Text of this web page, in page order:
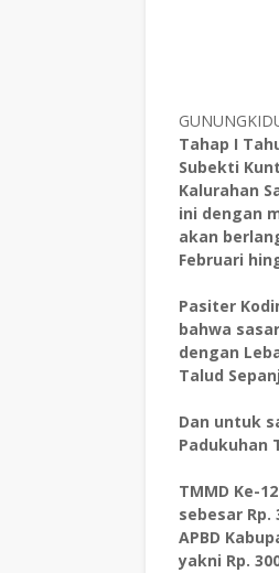
Tahap I
Subekti
Kalurahan
ini dengan
akan
Februari
Pasiter
bahwa
dengan
Talud
Dan untuk
Padukuhan
TMMD Ke-
sebesar Rp.
APBD
yakni Rp.